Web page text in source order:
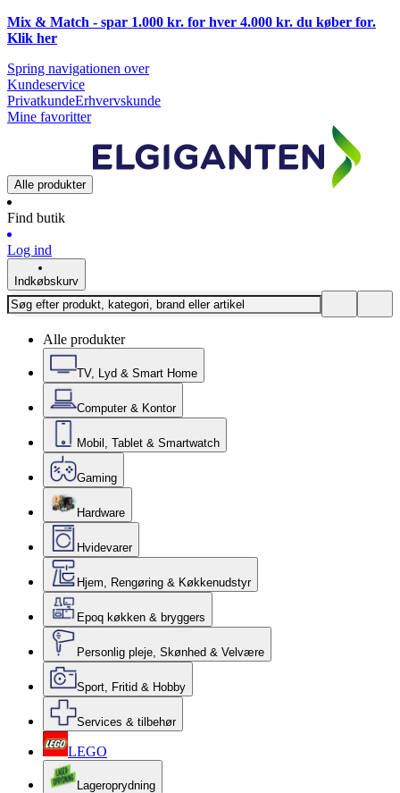
Mix & Match - spar 1.000 kr. for hver 4.000 kr. du køber for.
Klik her
Spring navigationen over
Kundeservice
PrivatkundeErhvervskunde
Mine favoritter
Alle produkter
Find butik
Log ind
Indkøbskurv
Alle produkter
TV, Lyd & Smart Home
Computer & Kontor
Mobil, Tablet & Smartwatch
Gaming
Hardware
Hvidevarer
Hjem, Rengøring & Køkkenudstyr
Epoq køkken & bryggers
Personlig pleje, Skønhed & Velvære
Sport, Fritid & Hobby
Services & tilbehør
LEGO
Lageroprydning